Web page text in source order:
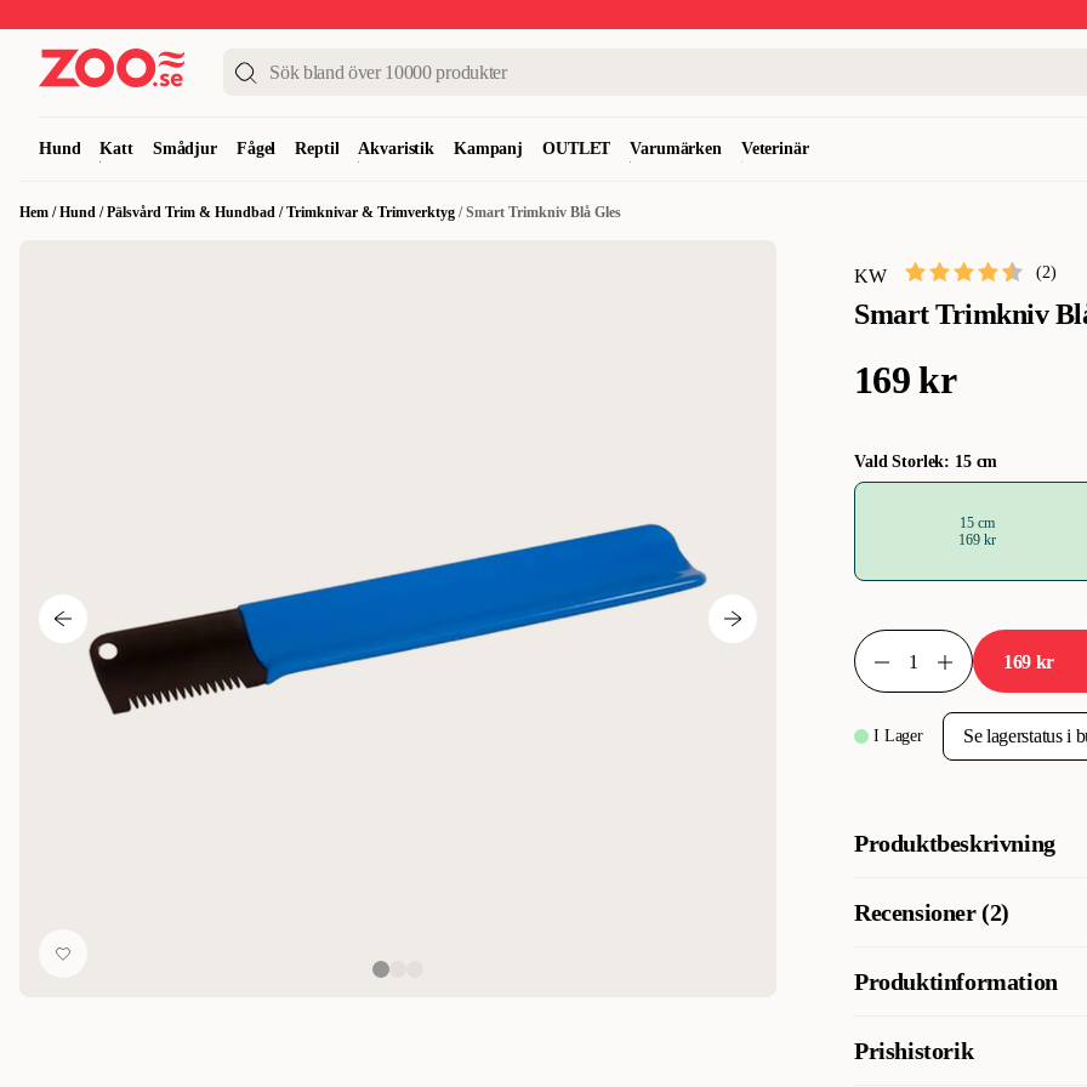
Hund Katt Smådjur Fågel Reptil Akvaristik Kampanj OUTLET Varumärken Veterinär
Hem /Hund /Pälsvård Trim & Hundbad /Trimknivar & Trimverktyg /Smart Trimkniv Blå Gles
KW
Smart Trimkniv
(2)
169 kr
Vald Storlek: 15 cm
15 cm
169 kr
169 kr
I Lager
Produktbeskrivning
längre päls.
Recensioner (2)
Produktinformation
Artikelnummer
Prishistorik